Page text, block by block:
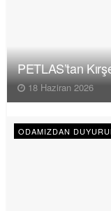
PETLAS’tan
18 Haziran 2026
ODAMIZDAN